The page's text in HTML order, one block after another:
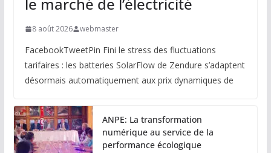
le marché de l’électricité
8 août 2026 webmaster
FacebookTweetPin Fini le stress des fluctuations
tarifaires : les batteries SolarFlow de Zendure s’adaptent
désormais automatiquement aux prix dynamiques de
ANPE: La transformation
numérique au service de la
performance écologique